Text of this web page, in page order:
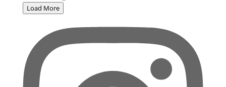
Load More